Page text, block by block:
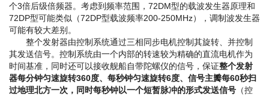
个3倍后级倍频器。考虑到频率范围，72DM型的载波发生器原理和
72DP型可能类似（72DP型载波频率200-250MHz），调制波发生器
可能有较大差别。
整个发射器由控制系统通过三相同步电机控制其旋转、并控制
其发送信号。控制系统由一个内部的转速较为精确的直流电机作为
时间基准，同时还可以接收舰船自带陀螺仪的信号，保证整个发射
器每分钟匀速旋转360度、每秒钟匀速旋转6度、信号主瓣每60秒扫
过地理北方一次，同时每秒钟以一个短暂脉冲的形式发送信号 （控